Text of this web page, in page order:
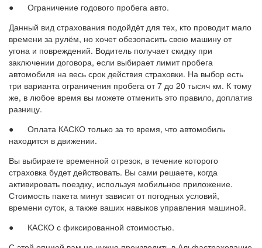
● Ограничение годового пробега авто.
Данный вид страхования подойдёт для тех, кто проводит мало
времени за рулём, но хочет обезопасить свою машину от
угона и повреждений. Водитель получает скидку при
заключении договора, если выбирает лимит пробега
автомобиля на весь срок действия страховки. На выбор есть
три варианта ограничения пробега от 7 до 20 тысяч км. К тому
же, в любое время вы можете отменить это правило, доплатив
разницу.
● Оплата КАСКО только за то время, что автомобиль
находится в движении.
Вы выбираете временной отрезок, в течение которого
страховка будет действовать. Вы сами решаете, когда
активировать поездку, используя мобильное приложение.
Стоимость пакета минут зависит от погодных условий,
времени суток, а также ваших навыков управления машиной.
● КАСКО с фиксированной стоимостью.